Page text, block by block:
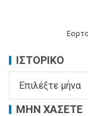
ΙΣΤΟΡΙΚΌ
ΜΗΝ ΧΑΣΕΤΕ